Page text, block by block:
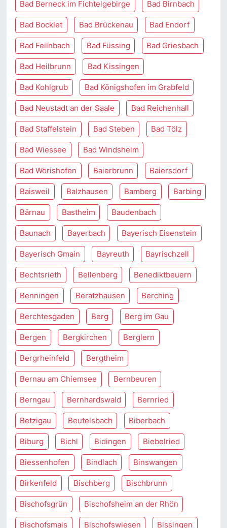
Bad Berneck im Fichtelgebirge Bad Birnbach
Bad Bocklet Bad Brückenau Bad Endorf
Bad Feilnbach Bad Füssing Bad Griesbach
Bad Heilbrunn Bad Kissingen
Bad Kohlgrub Bad Königshofen im Grabfeld
Bad Neustadt an der Saale Bad Reichenhall
Bad Staffelstein Bad Steben Bad Tölz
Bad Wiessee Bad Windsheim
Bad Wörishofen Baierbrunn Baiersdorf
Baisweil Balzhausen Bamberg Barbing
Bärnau Bastheim Baudenbach
Baunach Bayerbach Bayerisch Eisenstein
Bayerisch Gmain Bayreuth Bayrischzell
Bechtsrieth Bellenberg Benediktbeuern
Benningen Beratzhausen Berching
Berchtesgaden Berg Berg im Gau
Bergen Bergkirchen Berglern
Bergrheinfeld Bergtheim
Bernau am Chiemsee Bernbeuren
Berngau Bernhardswald Bernried
Betzigau Beutelsbach Biberbach
Biburg Bichl Bidingen Biebelried
Biessenhofen Bindlach Binswangen
Birkenfeld Bischberg Bischbrunn
Bischofsgrün Bischofsheim an der Rhön
Bischofsmais Bischofswiesen Bissingen